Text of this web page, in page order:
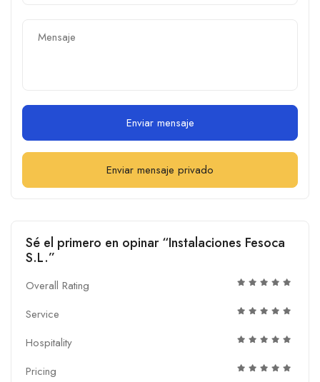
Enviar mensaje
Enviar mensaje privado
Sé el primero en opinar “Instalaciones Fesoca
S.L.”
Overall Rating
Service
Hospitality
Pricing